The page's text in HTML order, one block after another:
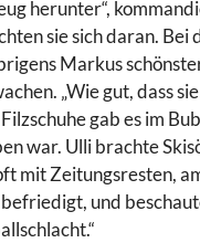
herunter“,
sie sich daran. Bei
Markus
„Wie gut, dass
gab es im
war. Ulli brachte
mit Zeitungsresten,
befriedigt, und